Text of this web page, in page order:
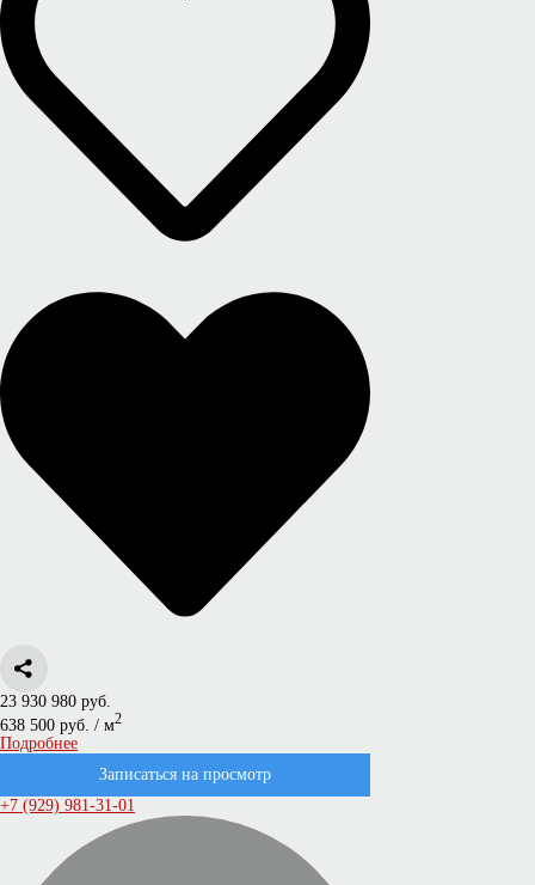
23 930 980 руб.
638 500 руб. / м2
Подробнее
Записаться на просмотр
+7 (929) 981-31-01